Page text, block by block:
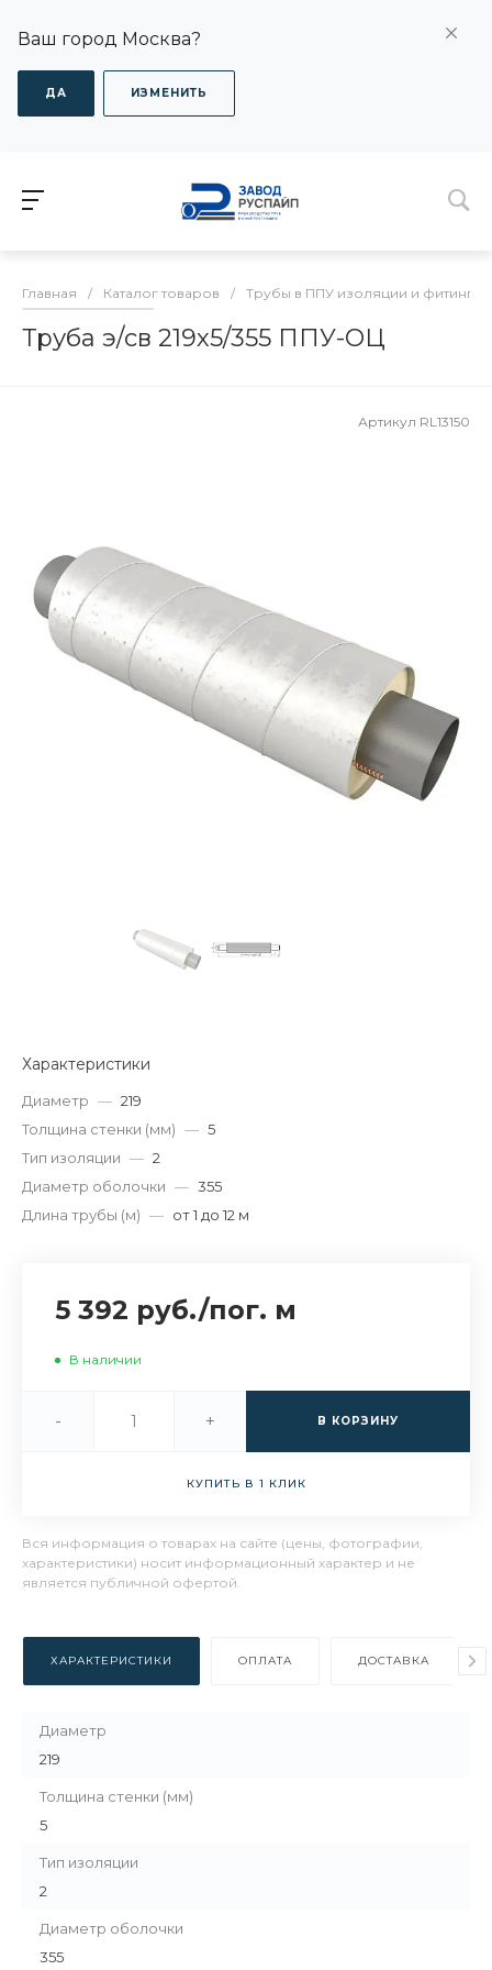
Ваш город Москва?
ДА ИЗМЕНИТЬ
Главная / Каталог товаров / Трубы в ППУ изоляции и фитинги
Труба э/св 219х5/355 ППУ-ОЦ
Артикул RL13150
Характеристики
Диаметр — 219
Толщина стенки (мм) — 5
Тип изоляции — 2
Диаметр оболочки — 355
Длина трубы (м) — от 1 до 12 м
5 392 руб./пог. м
В наличии
- + В КОРЗИНУ
КУПИТЬ В 1 КЛИК
Вся информация о товарах на сайте (цены, фотографии,
характеристики) носит информационный характер и не
является публичной офертой.
ХАРАКТЕРИСТИКИ ОПЛАТА ДОСТАВКА
Диаметр
219
Толщина стенки (мм)
5
Тип изоляции
2
Диаметр оболочки
355